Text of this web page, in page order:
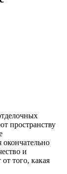
пространству
и
того, какая